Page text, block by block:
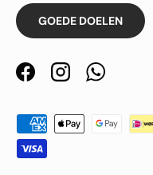
GOEDE DOELEN
FacebookInstagramWhatsApp
Geaccepteerde